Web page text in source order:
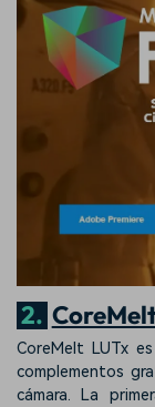
2.
CoreMelt LUTx
complementos
cámara. La